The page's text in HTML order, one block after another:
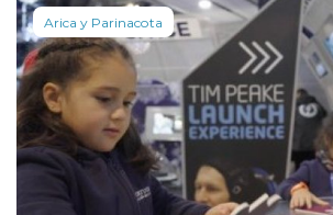
Arica y Parinacota